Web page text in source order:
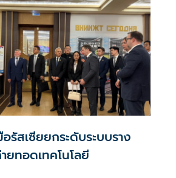
สเซียยกระดับระบบราง
ทอดเทคโนโลยี